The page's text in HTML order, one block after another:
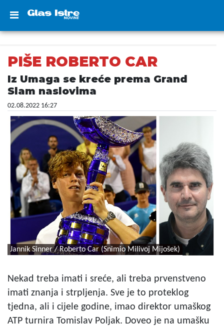
PIŠE ROBERTO CAR
Iz Umaga se kreće prema Grand
Slam naslovima
02.08.2022 16:27
Jannik Sinner / Roberto Car (Snimio Milivoj Mijošek)
Nekad treba imati i sreće, ali treba prvenstveno
imati znanja i strpljenja. Sve je to proteklog
tjedna, ali i cijele godine, imao direktor umaškog
ATP turnira Tomislav Poljak. Doveo je na umašku